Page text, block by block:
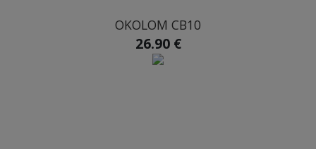
OKOLOM CB10
26.90 €